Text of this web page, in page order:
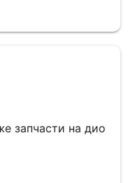
запчасти на дио